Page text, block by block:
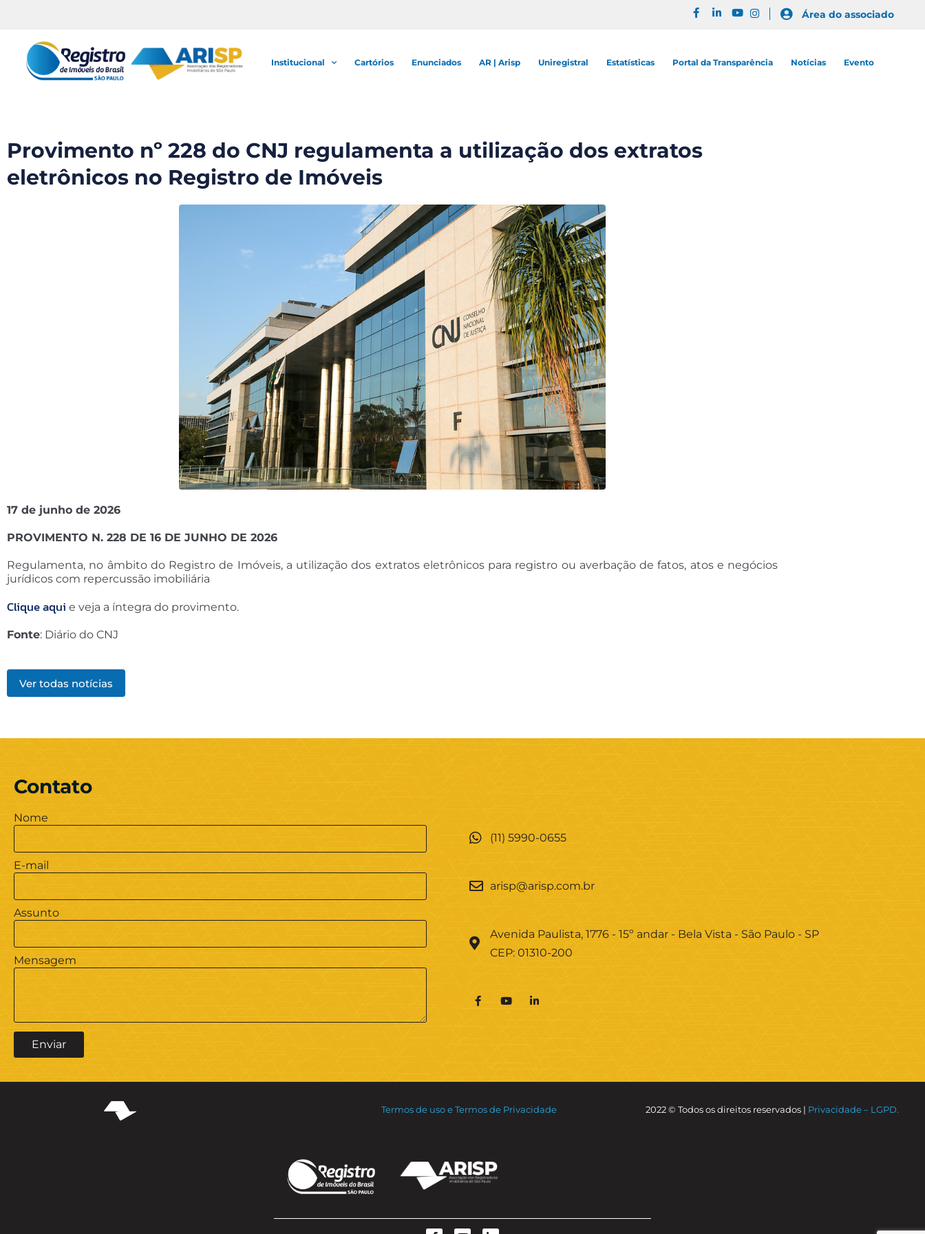
Área do associado
Institucional Cartórios Enunciados AR | Arisp Uniregistral Estatísticas Portal da Transparência Notícias Evento
Provimento nº 228 do CNJ regulamenta a utilização dos extratos
eletrônicos no Registro de Imóveis
17 de junho de 2026
PROVIMENTO N. 228 DE 16 DE JUNHO DE 2026
Regulamenta, no âmbito do Registro de Imóveis, a utilização dos extratos eletrônicos para registro ou averbação de fatos, atos e negócios
jurídicos com repercussão imobiliária
Clique aqui e veja a íntegra do provimento.
Fonte: Diário do CNJ
Ver todas notícias
Contato
Nome
E-mail
Assunto
Mensagem
(11) 5990-0655
arisp@arisp.com.br
Avenida Paulista, 1776 - 15º andar - Bela Vista - São Paulo - SP
CEP: 01310-200
Termos de uso e Termos de Privacidade 2022 © Todos os direitos reservados | Privacidade – LGPD.